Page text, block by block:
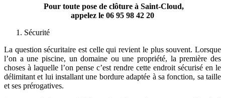
Pour toute pose de clôture à Saint-Cloud,
appelez le 06 95 98 42 20
Sécurité
La question sécuritaire est celle qui revient le plus souvent. Lorsque
l’on a une piscine, un domaine ou une propriété, la première des
choses à laquelle l’on pense c’est rendre cette endroit sécurisé en le
délimitant et lui installant une bordure adaptée à sa fonction, sa taille
et ses prérogatives.